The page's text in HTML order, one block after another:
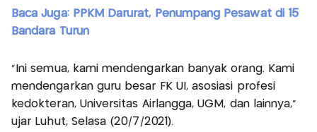
Baca Juga: PPKM Darurat, Penumpang Pesawat di 15
Bandara Turun
“Ini semua, kami mendengarkan banyak orang. Kami
mendengarkan guru besar FK UI, asosiasi profesi
kedokteran, Universitas Airlangga, UGM, dan lainnya,“
ujar Luhut, Selasa (20/7/2021).